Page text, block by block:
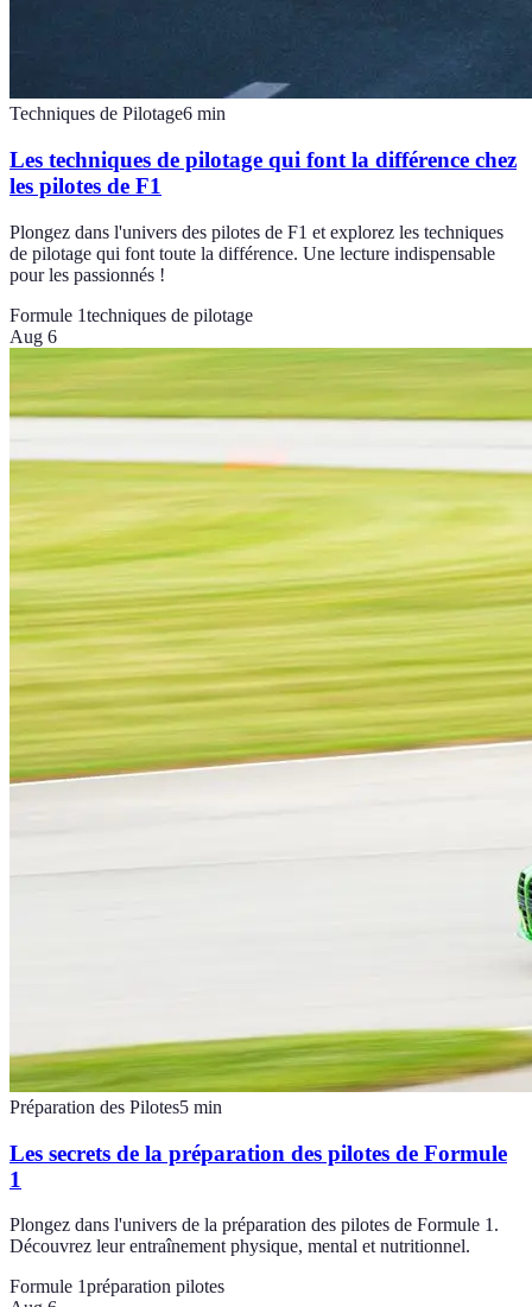
Techniques de Pilotage6 min
Les techniques de pilotage qui font la différence chez
les pilotes de F1
Plongez dans l'univers des pilotes de F1 et explorez les techniques
de pilotage qui font toute la différence. Une lecture indispensable
pour les passionnés !
Formule 1techniques de pilotage
Aug 6
Préparation des Pilotes5 min
Les secrets de la préparation des pilotes de Formule
1
Plongez dans l'univers de la préparation des pilotes de Formule 1.
Découvrez leur entraînement physique, mental et nutritionnel.
Formule 1préparation pilotes